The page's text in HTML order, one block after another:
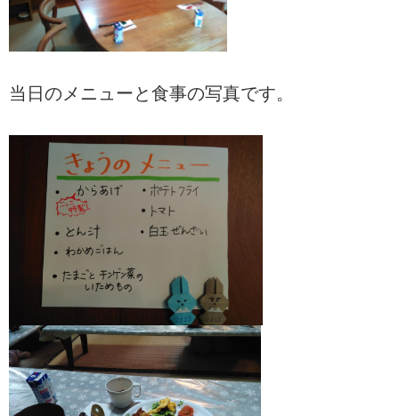
当日のメニューと食事の写真です。